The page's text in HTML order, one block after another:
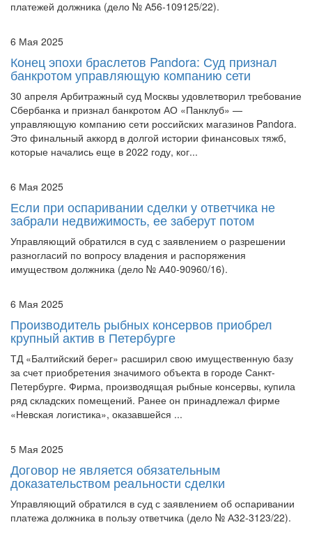
Конец эпохи браслетов Pandora: Суд признал
банкротом управляющую компанию сети
30 апреля Арбитражный суд Москвы удовлетворил требование
Сбербанка и признал банкротом АО «Панклуб» —
управляющую компанию сети российских магазинов Pandora.
Это финальный аккорд в долгой истории финансовых тяжб,
которые начались еще в 2022 году, ког...
Если при оспаривании сделки у ответчика не
забрали недвижимость, ее заберут потом
Управляющий обратился в суд с заявлением о разрешении
разногласий по вопросу владения и распоряжения
имуществом должника (дело № А40-90960/16).
Производитель рыбных консервов приобрел
крупный актив в Петербурге
ТД «Балтийский берег» расширил свою имущественную базу
за счет приобретения значимого объекта в городе Санкт-
Петербурге. Фирма, производящая рыбные консервы, купила
ряд складских помещений. Ранее он принадлежал фирме
«Невская логистика», оказавшейся ...
Договор не является обязательным
доказательством реальности сделки
Управляющий обратился в суд с заявлением об оспаривании
платежа должника в пользу ответчика (дело № А32-3123/22).